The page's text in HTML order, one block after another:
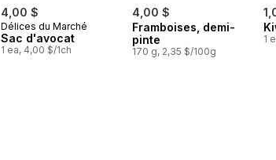
4,00 $
Délices du Marché
Sac d'avocat
1 ea, 4,00 $/1ch
4,00 $
Framboises, demi-
pinte
170 g, 2,35 $/100g
1